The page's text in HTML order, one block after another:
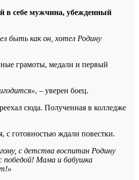
в себе мужчина, убежденный
быть как он, хотел Родину
грамоты, медали и первый
, – уверен боец.
сюда. Полученная в колледже
с готовностью ждали повестки.
с детства воспитан Родину
победой! Мама и бабушка